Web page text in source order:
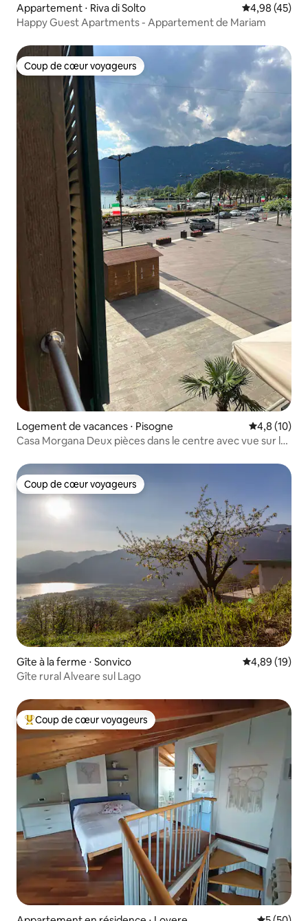
Appartement ⋅ Riva di Solto Évaluation
4,98 (45)
Happy Guest Apartments - Appartement de Mariam
Coup de cœur voyageurs
Coup de cœur voyageurs
Logement de vacances ⋅ Pisogne Évaluation
4,8 (10)
Casa Morgana Deux pièces dans le centre avec vue sur le
Coup de cœur voyageurs
Coup de cœur voyageurs
Gîte à la ferme ⋅ Sonvico Évaluation
4,89 (19)
Gîte rural Alveare sul Lago
Coups de cœur voyageurs les plus appréciés
Coup de cœur voyageurs